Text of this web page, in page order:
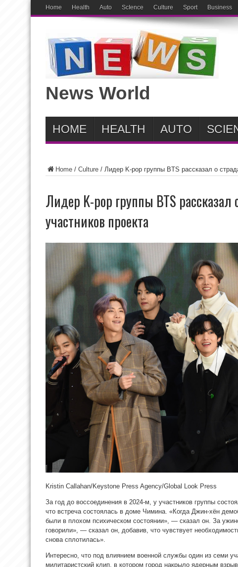
Home Health Auto ScIence Culture Sport Business
News World
HOME HEALTH AUTO
Home / Culture / Лидер K-pop группы BTS рассказал о
Лидер K-pop группы BTS рассказал
участников проекта
Kristin Callahan/Keystone Press Agency/Global Look Press
За год до воссоединения в 2024-м, у участников группы
что встреча состоялась в доме Чимина. «Когда Джин-хён
были в плохом психическом состоянии», — сказал он. За
говорили», — сказал он, добавив, что чувствует
снова сплотилась».
Интересно, что под влиянием военной службы один из семи
милитаристский клип, в котором город накрыло ядерным